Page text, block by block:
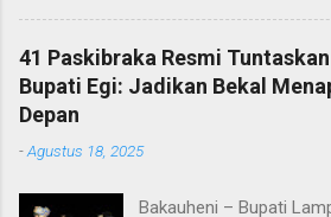
bendera di Lapangan
Minggu malam (17/8/
anggota Paskibraka
mengibarkan Sang Saka
Indonesia di Kabupaten
41 Paskibraka Resmi
Bupati Egi: Jadikan Bekal
Depan
-Agustus 18, 2025
Bakauheni – Bupati